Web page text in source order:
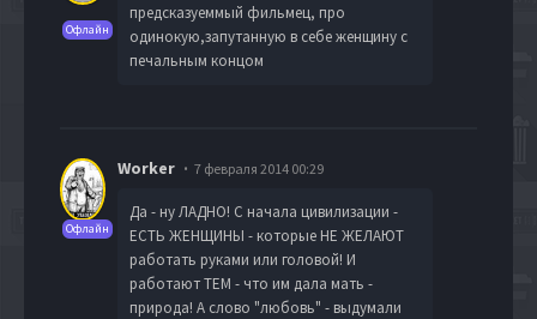
Офлайн
предсказуеммый фильмец, про
одинокую,запутанную в себе женщину с
печальным концом
Офлайн
Worker 7 февраля 2014 00:29
Да - ну ЛАДНО! С начала цивилизации -
ЕСТЬ ЖЕНЩИНЫ - которые НЕ ЖЕЛАЮТ
работать руками или головой! И
работают ТЕМ - что им дала мать -
природа! А слово "любовь" - выдумали